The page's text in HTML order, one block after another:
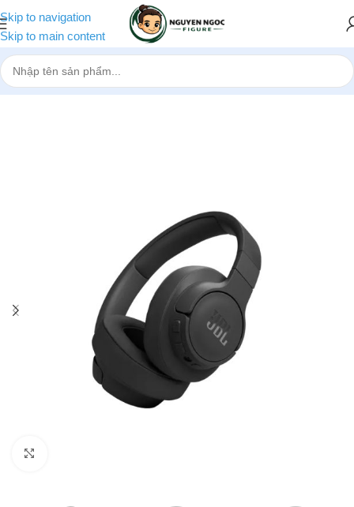
Skip to navigation
Skip to main content
Trang chủ»Cửa hàng»Tai nghe chụp tai bluetooth JBL TUNE